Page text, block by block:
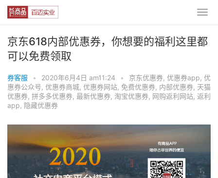
京东618内部优惠券，你想要的福利这里都
可以免费领取
券客服 • 2020年6月4日 am11:24 • 京东优惠券, 优惠券app, 优
惠券公众号, 优惠券商城, 优惠券网站, 免费优惠券, 内部优惠券, 天猫
优惠券, 拼多多优惠券, 最新优惠券, 淘宝优惠券, 网购返利网站, 返利
app, 隐藏优惠券